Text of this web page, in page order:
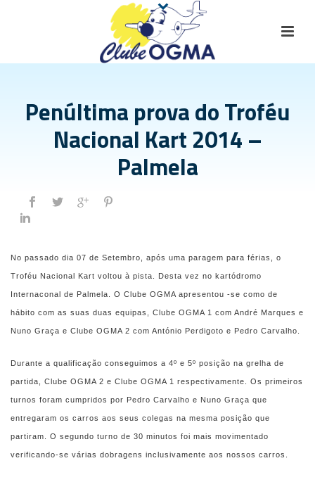
Penúltima prova do Troféu
Nacional Kart 2014 –
Palmela
No passado dia 07 de Setembro, após uma paragem para férias, o
Troféu Nacional Kart voltou à pista. Desta vez no kartódromo
Internaconal de Palmela. O Clube OGMA apresentou -se como de
hábito com as suas duas equipas, Clube OGMA 1 com André Marques e
Nuno Graça e Clube OGMA 2 com António Perdigoto e Pedro Carvalho.
Durante a qualificação conseguimos a 4º e 5º posição na grelha de
partida, Clube OGMA 2 e Clube OGMA 1 respectivamente. Os primeiros
turnos foram cumpridos por Pedro Carvalho e Nuno Graça que
entregaram os carros aos seus colegas na mesma posição que
partiram. O segundo turno de 30 minutos foi mais movimentado
verificando-se várias dobragens inclusivamente aos nossos carros.